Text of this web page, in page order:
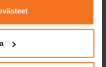
netissä, kun sinulle